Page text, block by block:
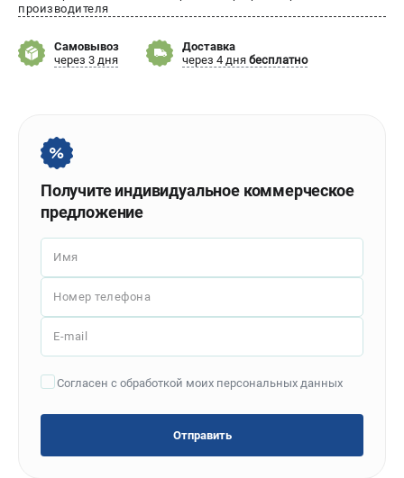
Способы оплаты
О компании
О бренде
Бонусная программа
Как нас найти
Комбинированные станки
Ленточнопильные станки
Рейсмусы
Сверлильные станки
Циркулярные станки
Шлифовальные станки
ДОПОЛНИТЕЛЬНОЕ ОБОРУДОВАНИЕ
производителя
Самовывоз
через 3 дня
Доставка
через 4 дня бесплатно
Получите индивидуальное коммерческое
предложение
Имя
Номер телефона
E-mail
Согласен с обработкой моих персональных данных
Отправить